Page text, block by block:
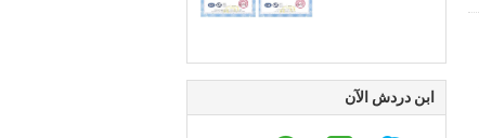
ابن دردش الآن